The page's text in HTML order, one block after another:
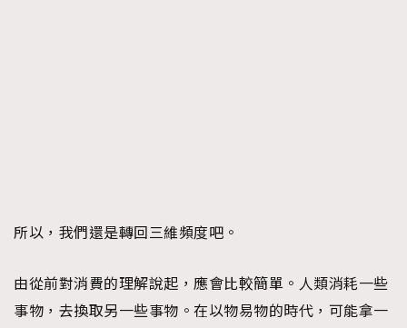
所以，我們還是轉回三維頻度吧。
由從前對消費的理解說起，應會比較簡單。人類消耗一些
事物，去換取另一些事物。在以物易物的時代，可能拿一